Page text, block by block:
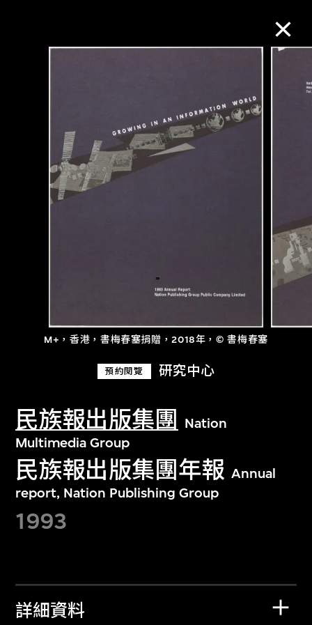
M+，香港，書梅春塞捐贈，2018年，© 書梅春塞
預約閱覽 研究中心
民族報出版集團
Nation
Multimedia Group
民族報出版集團年報 Annual
report, Nation Publishing Group
1993
詳細資料